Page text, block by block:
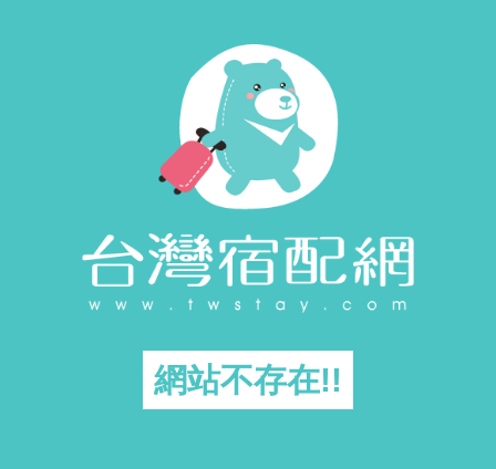
網站不存在!!